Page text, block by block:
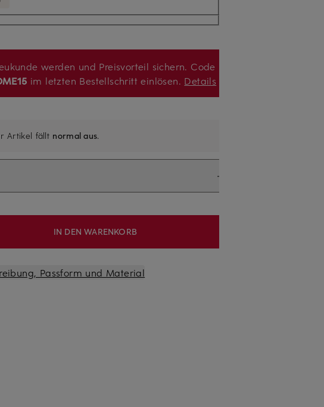
werden und Preisvorteil sichern. Code
im letzten Bestellschritt einlösen. Details
Artikel fällt normal aus.
IN DEN WARENKORB
Passform und Material